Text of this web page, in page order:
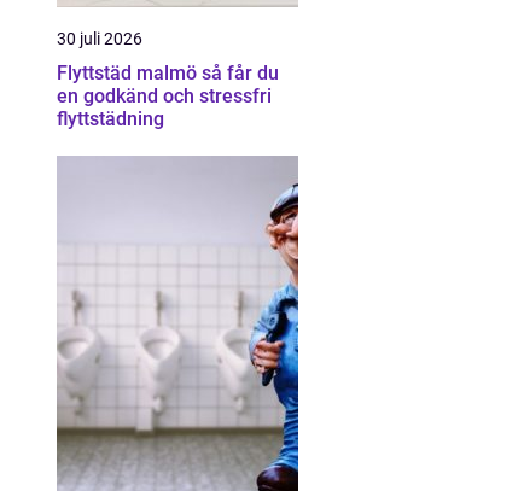
30 juli 2026
Flyttstäd malmö så får du
en godkänd och stressfri
flyttstädning